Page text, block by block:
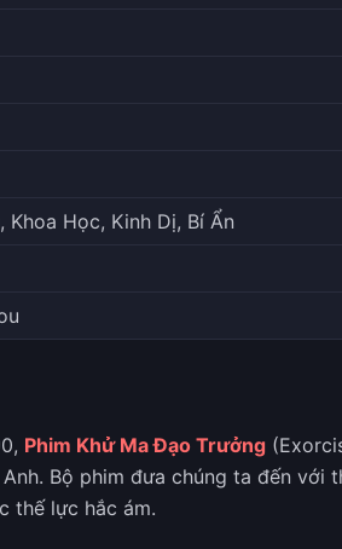
Khoa Học, Kinh Dị, Bí Ẩn
Phim Khử Ma Đạo Trưởng
Bộ phim đưa chúng ta đến
thế lực hắc ám.